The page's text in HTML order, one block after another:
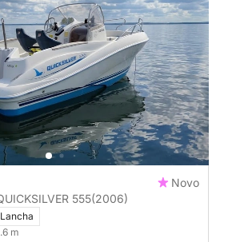
Novo
555(2006)
Lancha
m